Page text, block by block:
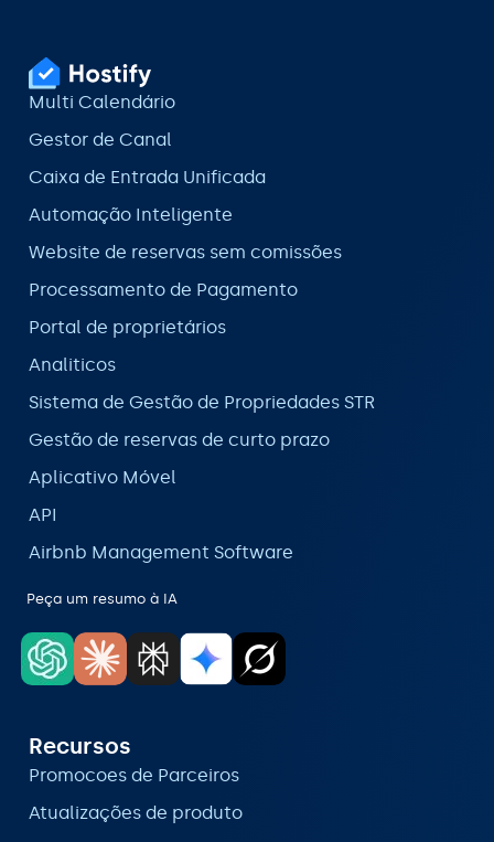
Multi Calendário
Gestor de Canal
Caixa de Entrada Unificada
Automação Inteligente
Website de reservas sem comissões
Processamento de Pagamento
Portal de proprietários
Analiticos
Sistema de Gestão de Propriedades STR
Gestão de reservas de curto prazo
Aplicativo Móvel
API
Airbnb Management Software
Peça um resumo à IA
Recursos
Promocoes de Parceiros
Atualizações de produto